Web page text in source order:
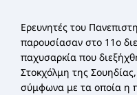
Ερευνητές του
παρουσίασαν στο 11ο
παχυσαρκία που
Στοκχόλμη της
σύμφωνα με τα οποία η